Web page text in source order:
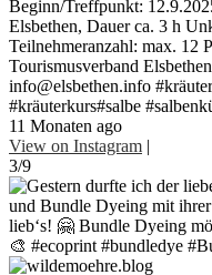
Beginn/Treffpunkt:
Elsbethen, Dauer ca. 3 h
Teilnehmeranzahl: max. 12
Tourismusverband
info@elsbethen.info
#kräuterkurs#salbe
11 Monaten ago
View on Instagram |
3/9